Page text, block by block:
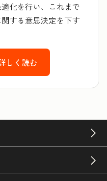
化を行い、これまで
する意思決定を下す
しく読む